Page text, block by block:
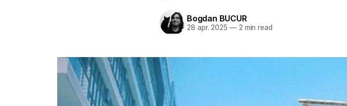
Bogdan BUCUR
28 apr. 2025 —2 min read